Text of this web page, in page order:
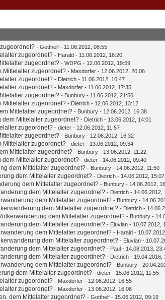
- Gotthelf - 11.06.2012, 08:55
zugeordnet? - Harald - 11.06.2012, 16:20
zugeordnet? - WDPG - 12.06.2012, 19:59
Mittelalter zugeordnet? - Maxdorfer - 12.06.2012, 20:06
zugeordnet? - Dietrich - 11.06.2012, 16:47
zugeordnet? - Maxdorfer - 11.06.2012, 17:35
zugeordnet? - Bunbury - 11.06.2012, 21:56
Mittelalter zugeordnet? - Dietrich - 12.06.2012, 13:12
Mittelalter zugeordnet? - Bunbury - 12.06.2012, 16:38
Mittelalter zugeordnet? - Dietrich - 13.06.2012, 14:01
zugeordnet? - dieter - 12.06.2012, 11:57
zugeordnet? - Bunbury - 12.06.2012, 16:32
Mittelalter zugeordnet? - dieter - 13.06.2012, 09:34
Mittelalter zugeordnet? - Bunbury - 13.06.2012, 11:22
Mittelalter zugeordnet? - dieter - 14.06.2012, 09:40
dem Mittelalter zugeordnet? - Bunbury - 14.06.2012, 11:50
dem Mittelalter zugeordnet? - Dietrich - 14.06.2012, 15:07
dem Mittelalter zugeordnet? - Bunbury - 14.06.2012,
dem Mittelalter zugeordnet? - Dietrich - 14.06.2012,
dem Mittelalter zugeordnet? - Bunbury -
dem Mittelalter zugeordnet? - Dietrich -
dem Mittelalter zugeordnet? - Bunbury -
dem Mittelalter zugeordnet? - Eluvian - 10.07.2012,
dem Mittelalter zugeordnet? - Harald -
dem Mittelalter zugeordnet? - Eluvian -
dem Mittelalter zugeordnet? - Paul - 14.08.2013,
dem Mittelalter zugeordnet? - Dietrich - 19.04.2016,
dem Mittelalter zugeordnet? - Bunbury -
dem Mittelalter zugeordnet? - dieter - 15.06.2012, 11:55
zugeordnet? - Maxdorfer - 12.06.2012, 16:55
zugeordnet? - Maxdorfer - 13.06.2012, 16:08
dem Mittelalter zugeordnet? - Gotthelf - 15.06.2012, 09:19